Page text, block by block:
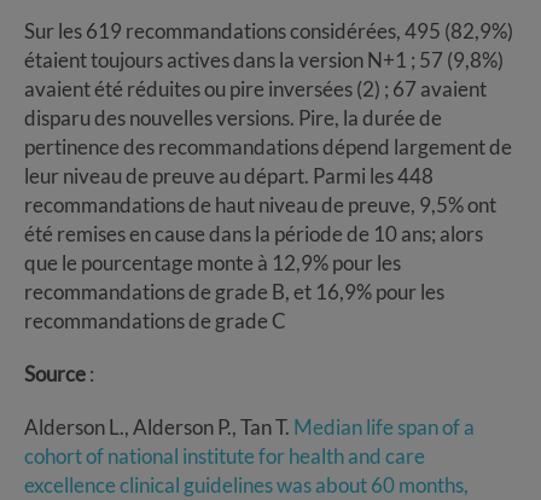
Sur les 619 recommandations considérées, 495 (82,9%)
étaient toujours actives dans la version N+1 ; 57 (9,8%)
avaient été réduites ou pire inversées (2) ; 67 avaient
disparu des nouvelles versions. Pire, la durée de
pertinence des recommandations dépend largement de
leur niveau de preuve au départ. Parmi les 448
recommandations de haut niveau de preuve, 9,5% ont
été remises en cause dans la période de 10 ans; alors
que le pourcentage monte à 12,9% pour les
recommandations de grade B, et 16,9% pour les
recommandations de grade C
Source:
Alderson L., Alderson P., Tan T. Median life span of a
cohort of national institute for health and care
excellence clinical guidelines was about 60 months,